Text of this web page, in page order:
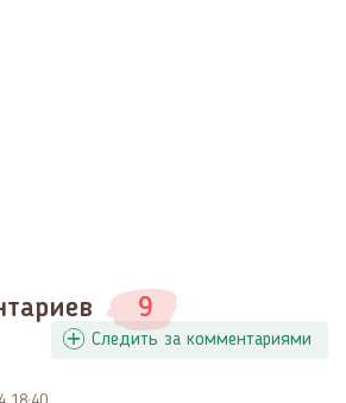
9
Следить за комментариями